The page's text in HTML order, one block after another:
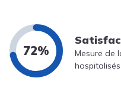
72%
Mesure de